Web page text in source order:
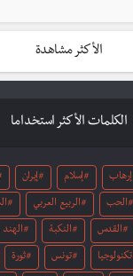
الأكثر مشاهدة
الكلمات الأكثر استخداما
إرهاب إسلام إيران
الحب الربيع العربي
القدس النكبة الهند
تكنولوجيا تونس ثورة